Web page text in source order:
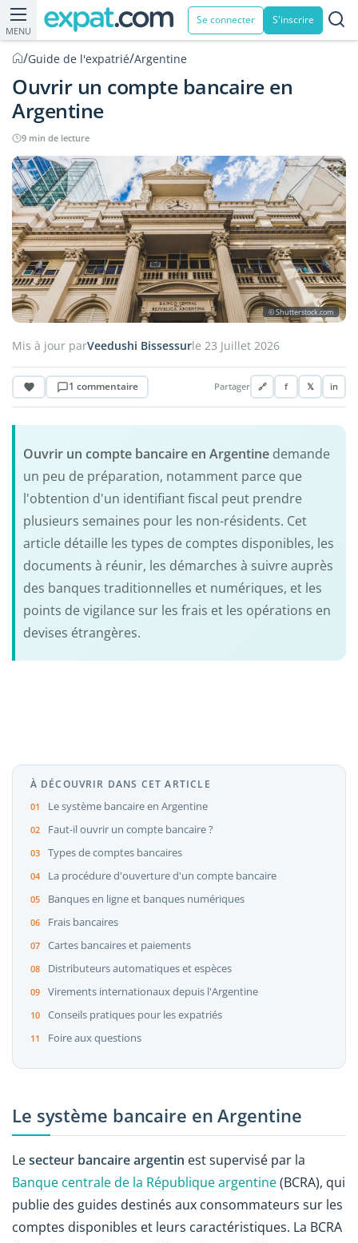
MENU
Se connecter S'inscrire
/Guide de l'expatrié/Argentine
Ouvrir un compte bancaire en
Argentine
9 min de lecture
© Shutterstock.com
Mis à jour parVeedushi Bissessurle 23 Juillet 2026
1 commentaire Partager 🔗 f 𝕏 in
Ouvrir un compte bancaire en Argentinedemande
un peu de préparation, notamment parce que
l'obtention d'un identifiant fiscal peut prendre
plusieurs semaines pour les non-résidents. Cet
article détaille les types de comptes disponibles, les
documents à réunir, les démarches à suivre auprès
des banques traditionnelles et numériques, et les
points de vigilance sur les frais et les opérations en
devises étrangères.
À DÉCOUVRIR DANS CET ARTICLE
Le système bancaire en Argentine
Faut-il ouvrir un compte bancaire ?
Types de comptes bancaires
La procédure d'ouverture d'un compte bancaire
Banques en ligne et banques numériques
Frais bancaires
Cartes bancaires et paiements
Distributeurs automatiques et espèces
Virements internationaux depuis l'Argentine
Conseils pratiques pour les expatriés
Foire aux questions
Le système bancaire en Argentine
Lesecteur bancaire argentin est supervisé par la
Banque centrale de la République argentine(BCRA), qui
publie des guides destinés aux consommateurs sur les
comptes disponibles et leurs caractéristiques. La BCRA